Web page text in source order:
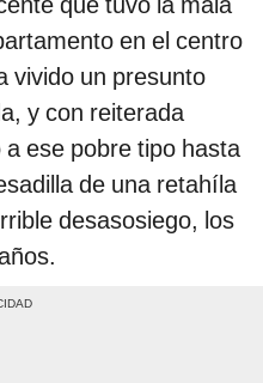
en el centro
vivido un presunto
y con reiterada
ese pobre tipo hasta
de una retahíla
desasosiego, los